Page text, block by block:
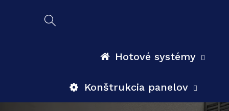
obsah
Hotové systémy
Konštrukcia panelov